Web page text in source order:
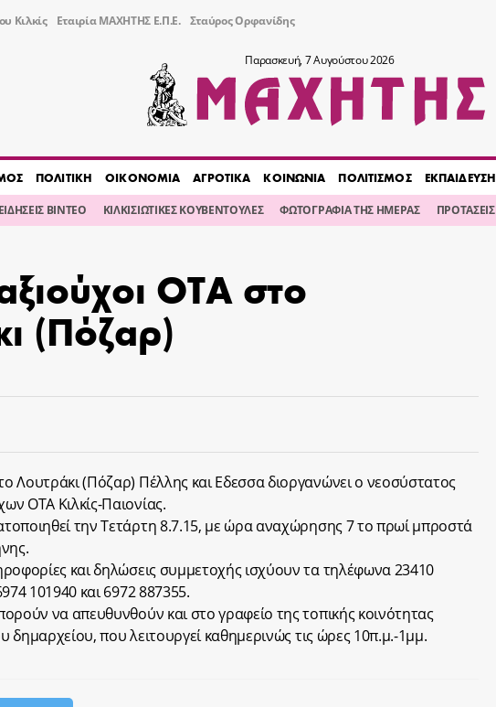
Κιλκίς Εταιρία ΜΑΧΗΤΗΣ Ε.Π.Ε. Σταύρος Ορφανίδης
Παρασκευή, 7 Αυγούστου 2026
ΠΟΛΙΤΙΚΗ ΟΙΚΟΝΟΜΙΑ ΑΓΡΟΤΙΚΑ ΚΟΙΝΩΝΙΑ ΠΟΛΙΤΙΣΜΟΣ ΕΚΠΑΙΔΕΥΣΗ
ΕΙΔΗΣΕΙΣ ΒΙΝΤΕΟ ΚΙΛΚΙΣΙΩΤΙΚΕΣ ΚΟΥΒΕΝΤΟΥΛΕΣ ΦΩΤΟΓΡΑΦΙΑ ΤΗΣ ΗΜΕΡΑΣ ΠΡΟΤΑΣΕΙΣ
ΟΤΑ στο
(Πόζαρ)
Λουτράκι (Πόζαρ) Πέλλης και Εδεσσα διοργανώνει ο νεοσύστατος
ΟΤΑ Κιλκίς-Παιονίας.
την Τετάρτη 8.7.15, με ώρα αναχώρησης 7 το πρωί μπροστά
και δηλώσεις συμμετοχής ισχύουν τα τηλέφωνα 23410
101940 και 6972 887355.
να απευθυνθούν και στο γραφείο της τοπικής κοινότητας
δημαρχείου, που λειτουργεί καθημερινώς τις ώρες 10π.μ.-1μμ.